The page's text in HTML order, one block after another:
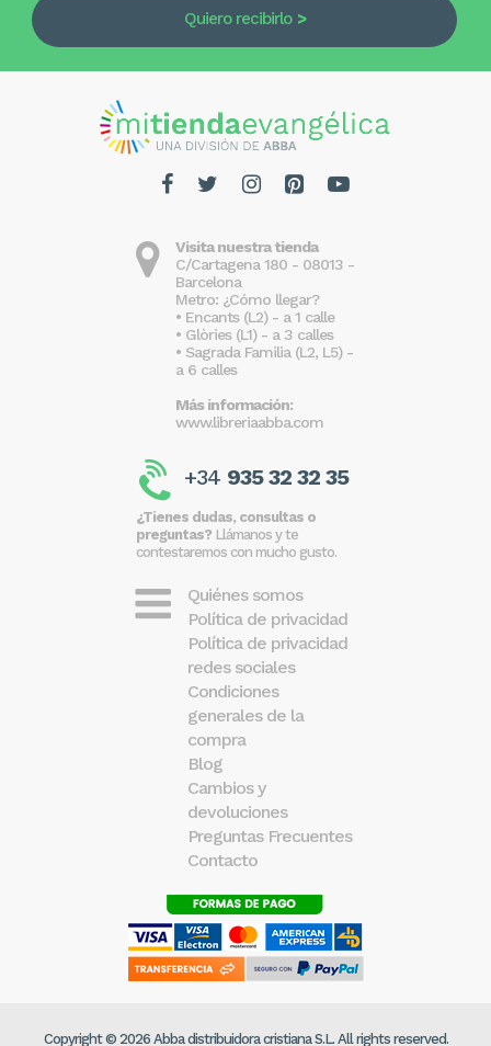
Quiero recibirlo
Visita nuestra tienda
C/Cartagena 180 - 08013 -
Barcelona
Metro: ¿Cómo llegar?
• Encants (L2) - a 1 calle
• Glòries (L1) - a 3 calles
• Sagrada Familia (L2, L5) -
a 6 calles
Más información:
www.libreriaabba.com
+34 935 32 32 35
¿Tienes dudas, consultas o
preguntas? Llámanos y te
contestaremos con mucho gusto.
Quiénes somos
Política de privacidad
Política de privacidad
redes sociales
Condiciones
generales de la
compra
Blog
Cambios y
devoluciones
Preguntas Frecuentes
Contacto
Copyright © 2026 Abba distribuidora cristiana S.L. All rights reserved.